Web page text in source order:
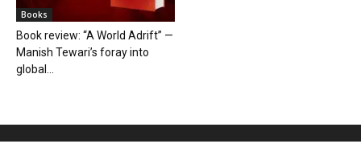
Books
Book review: “A World Adrift” —
Manish Tewari’s foray into
global...